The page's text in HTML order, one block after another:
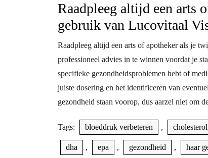
Raadpleeg altijd een arts
gebruik van Lucovitaal
Raadpleeg altijd een arts of apotheker als je
professioneel advies in te winnen voordat je
specifieke gezondheidsproblemen hebt of
juiste dosering en het identificeren van
gezondheid staan voorop, dus aarzel niet om
Tags: bloeddruk verbeteren ,
dha , epa , gezondheid , haar